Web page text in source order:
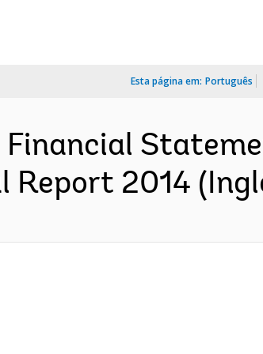
Esta página em: Português
Financial
Report 2014